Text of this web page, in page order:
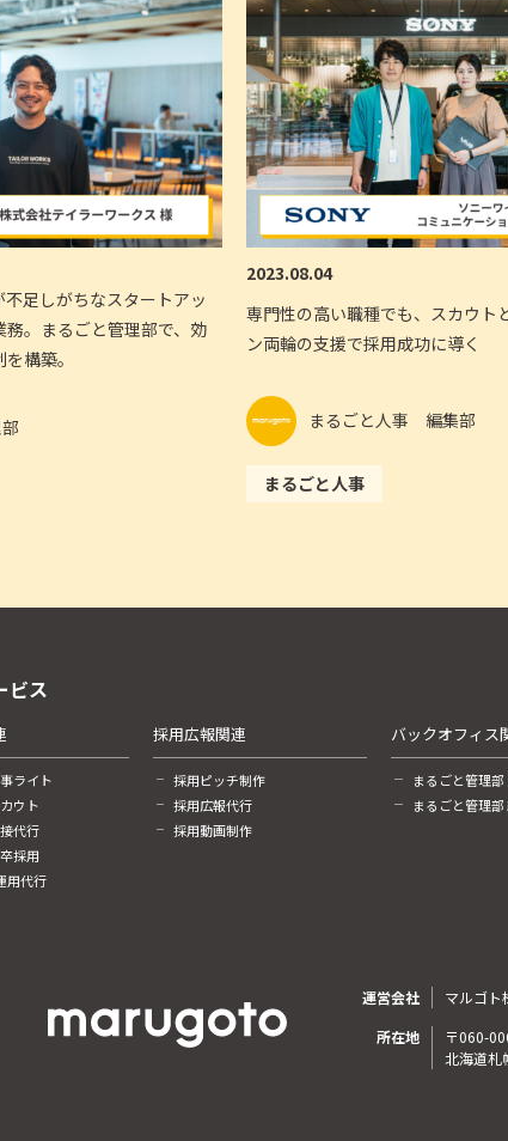
足しがちなスタートアッ
。まるごと管理部で、効
構築。
2023.08.04
専門性の高い職種でも、スカウト
ン両輪の支援で採用成功に導く
まるごと人事 編集部
まるごと人事
ビス
ライト
ウト
代行
採用
用代行
採用広報関連
採用ピッチ制作
採用広報代行
採用動画制作
バックオフィス
まるごと管理部
まるごと管理部
運営会社
マルゴト
所在地
〒060-
北海道札